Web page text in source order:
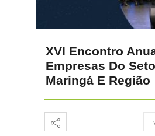
XVI Encontro
Empresas Do
Maringá E Região